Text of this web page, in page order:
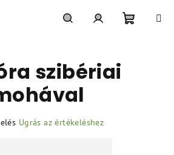
szibériai
Ugrás az értékeléshez